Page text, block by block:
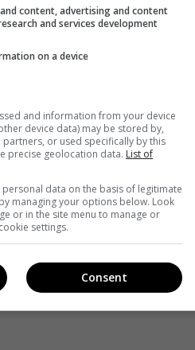
content, advertising and content
and services development
on a device
and information from your device
device data) may be stored by,
or used specifically by this
precise geolocation data. List of
data on the basis of legitimate
managing your options below. Look
or in the site menu to manage or
settings.
Consent